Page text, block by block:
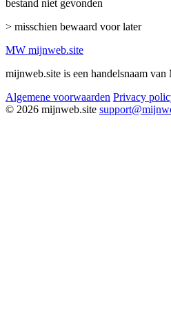
bestand niet gevonden
> misschien bewaard voor later
MW mijnweb.site
mijnweb.site is een handelsnaam
Algemene voorwaarden Privacy
© 2026 mijnweb.site